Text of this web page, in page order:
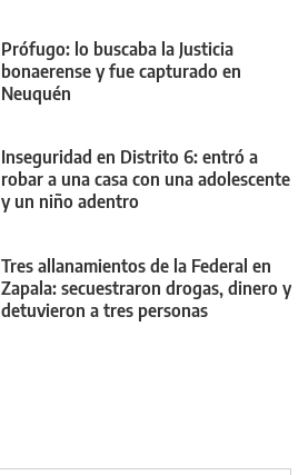
Prófugo: lo buscaba la Justicia
bonaerense y fue capturado en
Neuquén
Inseguridad en Distrito 6: entró a
robar a una casa con una adolescente
y un niño adentro
Tres allanamientos de la Federal en
Zapala: secuestraron drogas, dinero y
detuvieron a tres personas